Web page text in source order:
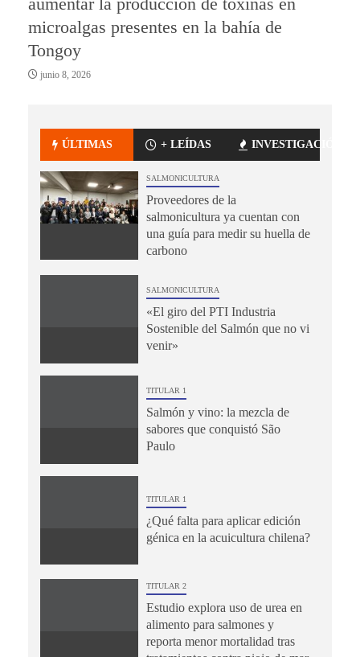
microalgas presentes en la bahía de
Tongoy
junio 8, 2026
ÚLTIMAS + LEÍDAS INVESTIGACIÓN
SALMONICULTURA
Proveedores de la
salmonicultura ya cuentan con
una guía para medir su huella de
carbono
SALMONICULTURA
«El giro del PTI Industria
Sostenible del Salmón que no vi
venir»
TITULAR 1
Salmón y vino: la mezcla de
sabores que conquistó São
Paulo
TITULAR 1
¿Qué falta para aplicar edición
génica en la acuicultura chilena?
TITULAR 2
Estudio explora uso de urea en
alimento para salmones y
reporta menor mortalidad tras